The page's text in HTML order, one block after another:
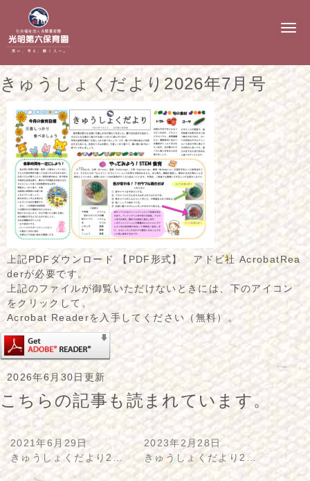
N
g
a
きゅうしょくだより2026年7月号
上記PDFダウンロード 【PDF形式】 アドビ社 AcrobatRea
derが必要です。
上記のファイルが御覧いただけないときには、下のアイコン
をクリックして、
Acrobat Readerを入手してください（無料）。
2026年6月30日更新
こちらの記事も読まれています。
2021年6月29日
きゅうしょくだより2…
2023年2月28日
きゅうしょくだより2…